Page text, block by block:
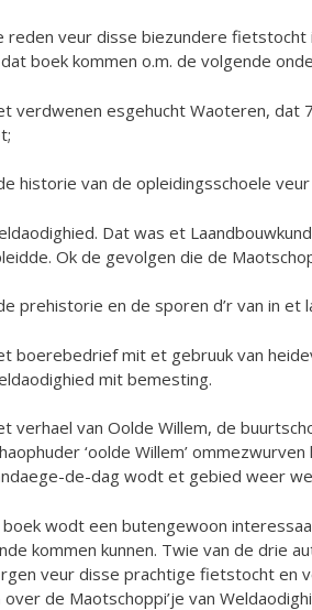
reden veur disse biezundere fietstocht
boek kommen o.m. de volgende
verdwenen esgehucht Waoteren, dat
historie van de opleidingsschoele
Dat was et
Ok de gevolgen die de
prehistorie en de sporen d’r van in et
boerebedrief mit et gebruuk van
mit bemesting.
verhael van Oolde Willem, de
‘oolde Willem’
de-dag wodt et gebied weer
wodt een butengewoon
kommen kunnen. Twie van de drie
veur disse prachtige fietstocht en
over de Maotschoppi’je van